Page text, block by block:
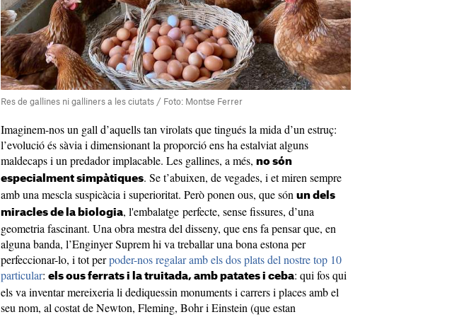
Res de gallines ni galliners a les ciutats / Foto: Montse Ferrer
Imaginem-nos un gall d’aquells tan virolats que tingués la mida d’un estruç:
l’evolució és sàvia i dimensionant la proporció ens ha estalviat alguns
maldecaps i un predador implacable. Les gallines, a més, no són
especialment simpàtiques. Se t’abuixen, de vegades, i et miren sempre
amb una mescla suspicàcia i superioritat. Però ponen ous, que són un dels
miracles de la biologia, l'embalatge perfecte, sense fissures, d’una
geometria fascinant. Una obra mestra del disseny, que ens fa pensar que, en
alguna banda, l’Enginyer Suprem hi va treballar una bona estona per
perfeccionar-lo, i tot perpoder-nos regalar amb els dos plats del nostre top 10
particular: els ous ferrats i la truitada, amb patates i ceba: qui fos qui
els va inventar mereixeria li dediquessin monuments i carrers i places amb el
seu nom, al costat de Newton, Fleming, Bohr i Einstein (que estan